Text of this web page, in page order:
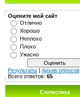
Оцените мой сайт
Отлично
Хорошо
Неплохо
Плохо
Ужасно
Результаты | Архив опросов
Всего ответов: 65
Статистика